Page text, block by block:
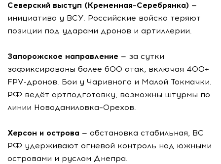
Северский выступ (Кременная–Серебрянка) —
инициатива у ВСУ. Российские войска теряют
позиции под ударами дронов и артиллерии.
Запорожское направление — за сутки
зафиксированы более 600 атак, включая 400+
FPV-дронов. Бои у Чаривного и Малой Токмачки.
РФ ведёт артподготовку, возможны штурмы по
линии Новоданиловка–Орехов.
Херсон и острова — обстановка стабильная, ВС
РФ удерживают огневой контроль над южными
островами и руслом Днепра.